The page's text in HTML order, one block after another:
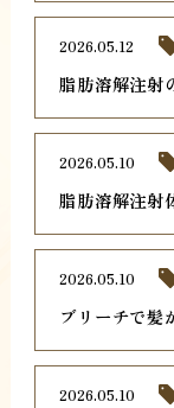
脂肪溶解注射
2026.05.12
脂肪溶解注射
2026.05.10
ブリーチで髪
2026.05.10
2026.05.10